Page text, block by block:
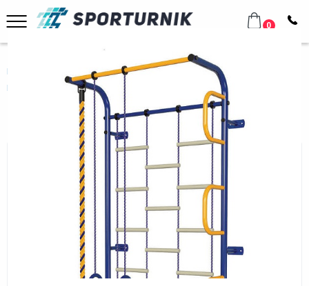
0
Главная Домашнее оборудование
Шведские стенки
Металлические
Детский спортивный комплекс Пионер С1Л
Детский спортивный комплекс
Пионер С1Л